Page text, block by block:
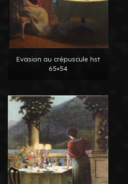
Evasion au crépuscule hst
65×54